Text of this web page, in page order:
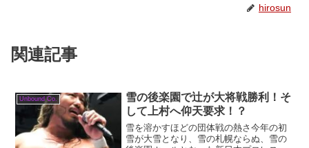
hirosun
関連記事
Unbound Co.
雪の後楽園で辻が大将戦勝利！そ
して上村へ仰天要求！？
雪を溶かすほどの団体戦の熱さ今年の初
雪が大雪となり、雪の札幌ならぬ、雪の